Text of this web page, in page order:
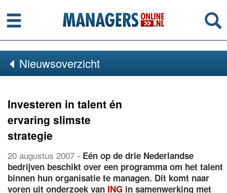
Menu
Nieuwsoverzicht
Investeren in talent én
ervaring slimste
strategie
20 augustus 2007 - Eén op de drie Nederlandse
bedrijven beschikt over een programma om het talent
binnen hun organisatie te managen. Dit komt naar
voren uit onderzoek van ING in samenwerking met